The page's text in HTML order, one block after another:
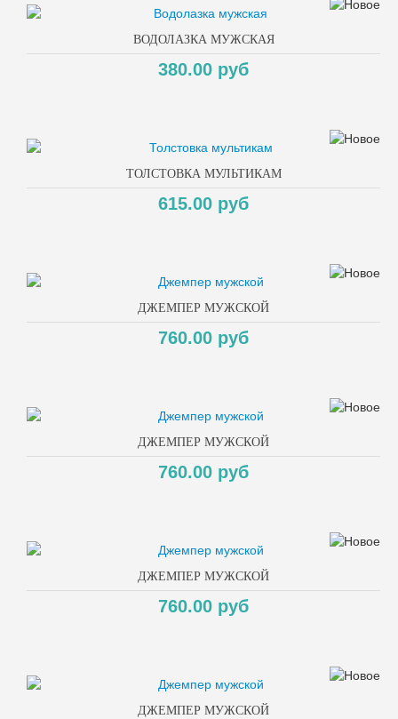
ВОДОЛАЗКА МУЖСКАЯ
380.00 руб
ТОЛСТОВКА МУЛЬТИКАМ
615.00 руб
ДЖЕМПЕР МУЖСКОЙ
760.00 руб
ДЖЕМПЕР МУЖСКОЙ
760.00 руб
ДЖЕМПЕР МУЖСКОЙ
760.00 руб
ДЖЕМПЕР МУЖСКОЙ